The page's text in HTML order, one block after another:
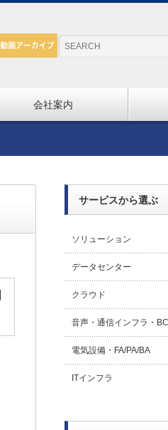
会社案内
サービスから選ぶ
ソリューション
データセンター
クラウド
音声・通信インフラ・
電気設備・FA/PA/BA
ITインフラ